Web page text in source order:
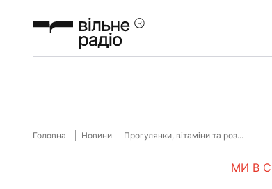
Головна Новини Прогулянки, вітаміни та роз...
МИ В